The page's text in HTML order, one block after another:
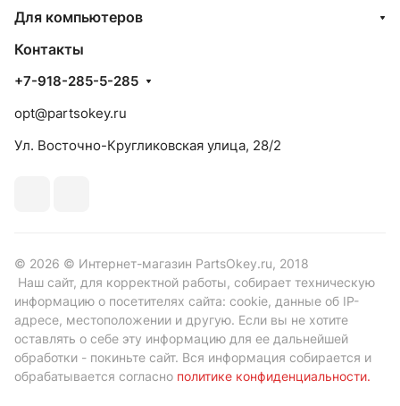
Для компьютеров
Контакты
+7-918-285-5-285
opt@partsokey.ru
Ул. Восточно-Кругликовская улица, 28/2
© 2026 © Интернет-магазин PartsOkey.ru, 2018
Наш сайт, для корректной работы, собирает техническую
информацию о посетителях сайта: cookie, данные об IP-
адресе, местоположении и другую. Если вы не хотите
оставлять о себе эту информацию для ее дальнейшей
обработки - покиньте сайт. Вся информация собирается и
обрабатывается согласно политике конфиденциальности.